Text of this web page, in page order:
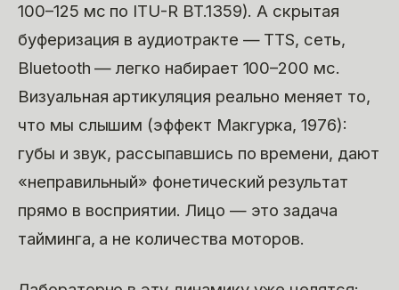
100–125 мс по ITU-R BT.1359). А скрытая
буферизация в аудиотракте — TTS, сеть,
Bluetooth — легко набирает 100–200 мс.
Визуальная артикуляция реально меняет то,
что мы слышим (эффект Макгурка, 1976):
губы и звук, рассыпавшись по времени, дают
«неправильный» фонетический результат
прямо в восприятии. Лицо — это задача
тайминга, а не количества моторов.